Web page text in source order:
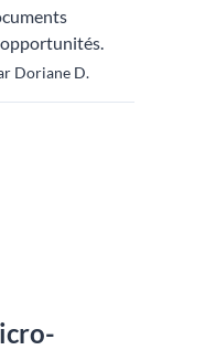
Doriane D.